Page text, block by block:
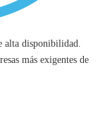
alta disponibilidad.
más exigentes de